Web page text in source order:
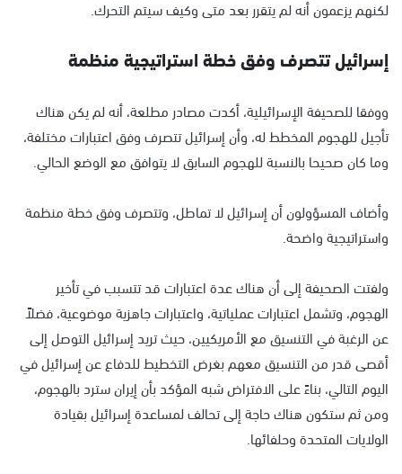
لكنهم يزعمون أنه لم يتقرر بعد متى وكيف سيتم التحرك.
إسرائيل تتصرف وفق خطة استراتيجية منظمة
ووفقا للصحيفة الإسرائيلية، أكدت مصادر مطلعة، أنه لم يكن هناك
تأجيل للهجوم المخطط له، وأن إسرائيل تتصرف وفق اعتبارات مختلفة،
وما كان صحيحا بالنسبة للهجوم السابق لا يتوافق مع الوضع الحالي.
وأضاف المسؤولون أن إسرائيل لا تماطل، وتتصرف وفق خطة منظمة
واستراتيجية واضحة.
ولفتت الصحيفة إلى أن هناك عدة اعتبارات قد تتسبب في تأخير
الهجوم، وتشمل اعتبارات عملياتية، واعتبارات جاهزية موضوعية، فضلاً
عن الرغبة في التنسيق مع الأمريكيين، حيث تريد إسرائيل التوصل إلى
أقصى قدر من التنسيق معهم بغرض التخطيط للدفاع عن إسرائيل في
اليوم التالي، بناءً على الافتراض شبه المؤكد بأن إيران سترد بالهجوم،
ومن ثم ستكون هناك حاجة إلى تحالف لمساعدة إسرائيل بقيادة
الولايات المتحدة وحلفائها.